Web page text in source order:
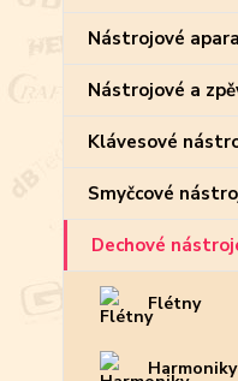
Nástrojové
Nástrojové a
Klávesové
Smyčcové
Dechové
Flétny